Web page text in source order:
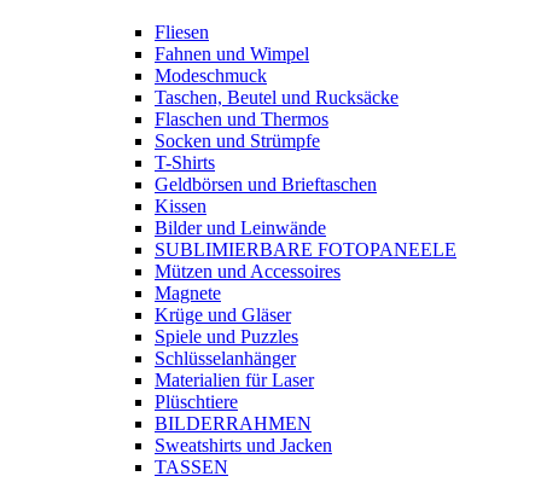
Fliesen
Fahnen und Wimpel
Modeschmuck
Taschen, Beutel und Rucksäcke
Flaschen und Thermos
Socken und Strümpfe
T-Shirts
Geldbörsen und Brieftaschen
Kissen
Bilder und Leinwände
SUBLIMIERBARE FOTOPANEELE
Mützen und Accessoires
Magnete
Krüge und Gläser
Spiele und Puzzles
Schlüsselanhänger
Materialien für Laser
Plüschtiere
BILDERRAHMEN
Sweatshirts und Jacken
TASSEN